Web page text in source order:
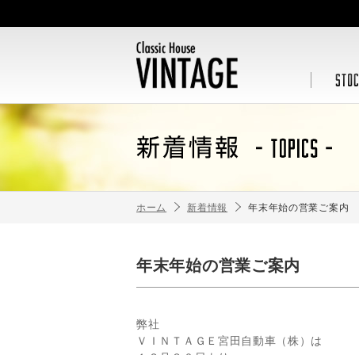
ホーム 新着情報 年末年始の営業ご案内
年末年始の営業ご案内
弊社
ＶＩＮＴＡＧＥ宮田自動車（株）は